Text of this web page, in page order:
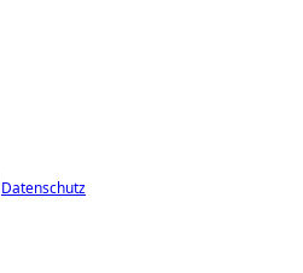
Datenschutz